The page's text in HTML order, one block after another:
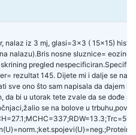
nalaz iz 3 mj, glasi=3×3 ( 15×15)
nalazu).Bris nosne sluznice=
pregled
rezultat 145. Dijete mi i dalje se
sve ono što sam napisala da dajem i
da bi u utorak tete zvale da se dođe
se na bolove u